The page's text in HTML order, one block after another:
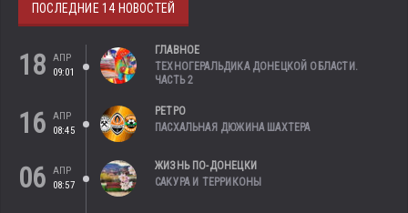
ПОСЛЕДНИЕ 14 НОВОСТЕЙ
18
АПР
09:01
ГЛАВНОЕ
ТЕХНОГЕРАЛЬДИКА ДОНЕЦКОЙ ОБЛАСТИ.
ЧАСТЬ 2
16
АПР
08:45
РЕТРО
ПАСХАЛЬНАЯ ДЮЖИНА ШАХТЕРА
06
АПР
08:57
ЖИЗНЬ ПО-ДОНЕЦКИ
САКУРА И ТЕРРИКОНЫ